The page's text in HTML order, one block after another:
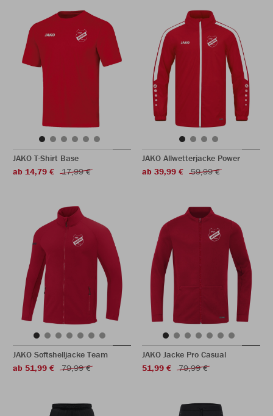
JAKO T-Shirt Base
ab 14,79 €
17,99 €
JAKO Allwetterjacke Power
ab 39,99 €
59,99 €
JAKO Softshelljacke Team
ab 51,99 €
79,99 €
JAKO Jacke Pro Casual
51,99 €
79,99 €